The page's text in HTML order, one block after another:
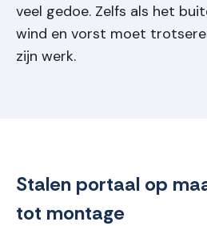
veel gedoe. Zelfs als het
wind en vorst moet
zijn werk.
Stalen portaal op
tot montage